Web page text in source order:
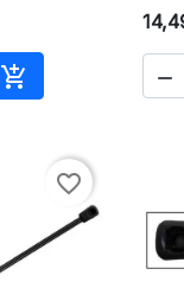

Adicionar ao

favorite_border